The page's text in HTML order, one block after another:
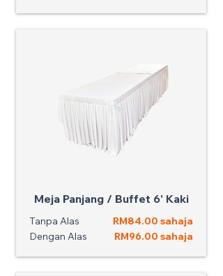
Meja Panjang / Buffet 6' Kaki
Tanpa Alas
RM84.00 sahaja
Dengan Alas
RM96.00 sahaja